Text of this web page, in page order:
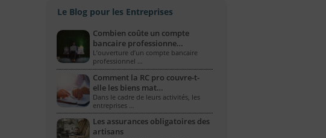
Le Blog pour les Entreprises
Combien coûte un compte
bancaire professionne…
L’ouverture d’un compte bancaire
professionnel …
Comment la RC pro couvre-t-
elle les biens mat…
Dans le cadre de leurs activités, les
entreprises …
Les assurances obligatoires des
artisans